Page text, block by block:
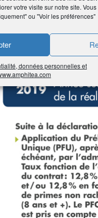
votre visite sur notre site.
ou "Voir les préférences"
données personnelles et
à compter du 27